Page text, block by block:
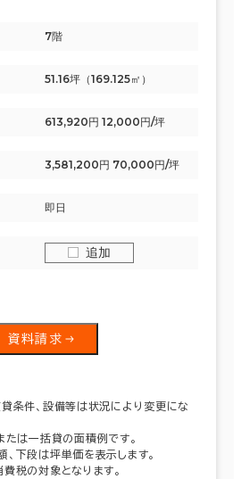
7階
51.16坪（169.125㎡）
613,920円 12,000円/坪
3,581,200円 70,000円/坪
即日
追加
資料請求
条件、設備等は状況により変更にな
たは一括貸の面積例です。
下段は坪単価を表示します。
税の対象となります。